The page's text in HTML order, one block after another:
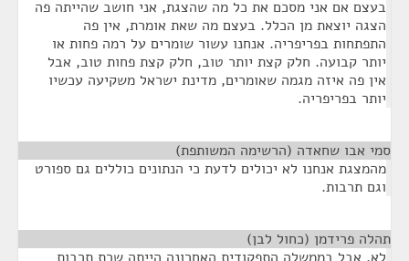
בעצם אם אני מסכם את כל מה שהצגת, אני חושב שהייתה פה
הצגה יוצאת מן הכלל. בעצם מה שאת אומרת, אין פה
התפתחות בפריפריה. אנחנו עשור שומרים על רמה פחות או
יותר קבועה. חלק קצת יותר טוב, חלק קצת פחות טוב, אבל
אין פה איזה מגמה שאומרים, מדינת ישראל משקיעה עכשיו
יותר בפריפריה.
סמי אבו שחאדה (הרשימה המשותפת)
מהמצגת אנחנו לא יכולים לדעת כי הנתונים כוללים גם ספורט
וגם תרבות.
תהלה פרידמן (כחול לבן)